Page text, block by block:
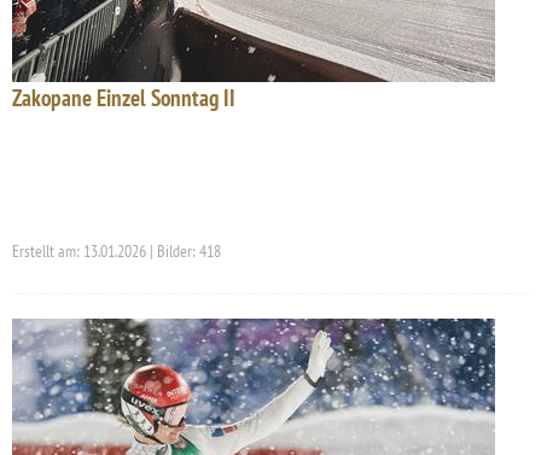
Zakopane Einzel Sonntag II
Erstellt am: 13.01.2026 | Bilder: 418